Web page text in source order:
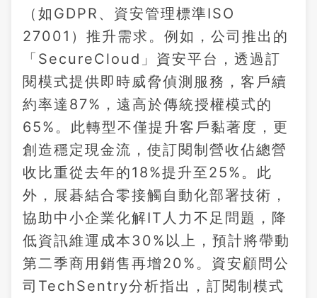
（如GDPR、資安管理標準ISO
27001）推升需求。例如，公司推出的
「SecureCloud」資安平台，透過訂
閱模式提供即時威脅偵測服務，客戶續
約率達87%，遠高於傳統授權模式的
65%。此轉型不僅提升客戶黏著度，更
創造穩定現金流，使訂閱制營收佔總營
收比重從去年的18%提升至25%。此
外，展碁結合零接觸自動化部署技術，
協助中小企業化解IT人力不足問題，降
低資訊維運成本30%以上，預計將帶動
第二季商用銷售再增20%。資安顧問公
司TechSentry分析指出，訂閱制模式